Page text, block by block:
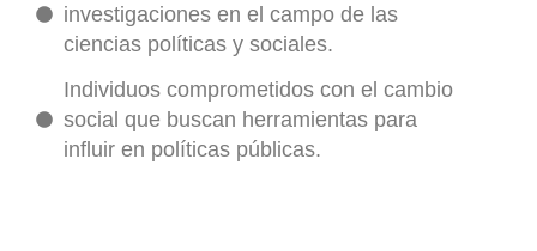
investigaciones en el campo de las
ciencias políticas y sociales.
Individuos comprometidos con el cambio
social que buscan herramientas para
influir en políticas públicas.